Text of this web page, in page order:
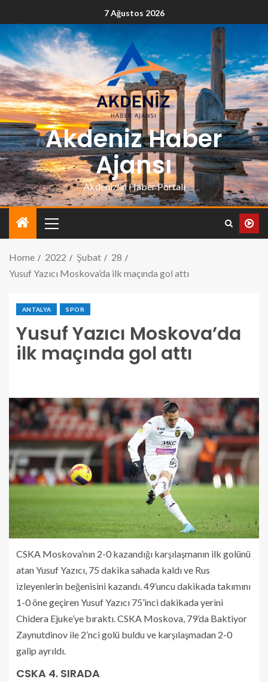
7 Ağustos 2026
Akdeniz Haber
Ajansı
Akdeniz'in Haber Portalı
Home 2022 Şubat
28
Yusuf Yazıcı Moskova’da ilk maçında gol attı
ANTALYA SPOR
Yusuf Yazıcı Moskova’da
ilk maçında gol attı
CSKA Moskova’nın 2-0 kazandığı karşılaşmanın ilk golünü
atan Yusuf Yazıcı, 75 dakika sahada kaldı ve Rus
izleyenlerin beğenisini kazandı. 49’uncu dakikada takımını
1-0 öne geçiren Yusuf Yazıcı 75’inci dakikada yerini
Chidera Ejuke’ye bıraktı. CSKA Moskova, 79’da Baktiyor
Zaynutdinov ile 2’nci golü buldu ve karşılaşmadan 2-0
galip ayrıldı.
CSKA 4. SIRADA